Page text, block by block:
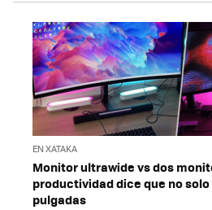
EN XATAKA
Monitor ultrawide vs dos
productividad dice que no
pulgadas